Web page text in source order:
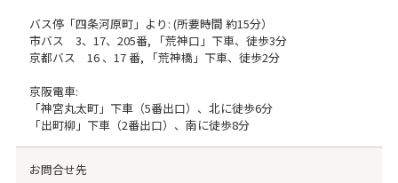
バス停「四条河原町」より: (所要時間 約15分）
市バス 3、17、205番, 「荒神口」下車、徒歩3分
京都バス 16 、17 番, 「荒神橋」下車、徒歩2分
京阪電車:
「神宮丸太町」下車（5番出口）、北に徒歩6分
「出町柳」下車（2番出口）、南に徒歩8分
お問合せ先